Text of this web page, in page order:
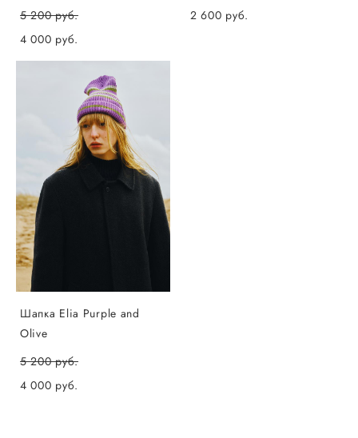
5 200 pуб.
4 000 pуб.
2 600 pуб.
Шапка Elia Purple and
Olive
5 200 pуб.
4 000 pуб.